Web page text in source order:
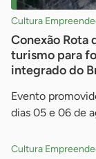
Cultura
Conexão Rota
turismo para
integrado do
Evento
dias 05 e 06 de
Cultura